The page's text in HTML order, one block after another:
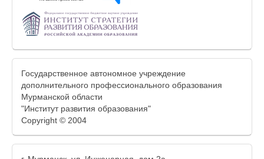
Государственное автономное учреждение
дополнительного профессионального образования
Мурманской области
"Институт развития образования"
Copyright © 2004